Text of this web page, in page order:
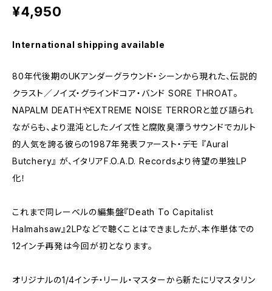
¥4,950
International shipping available
80年代後期のUKアンダーグラウンド・シーンから現れた、伝説的
クラスト／ノイズ・グラインドコア・バンド SORE THROAT。
NAPALM DEATHやEXTREME NOISE TERRORと並び語られ
ながらも、より混沌としたノイズ性と腐敗臭漂うサウンドでカルト
的人気を誇る彼らの1987年発表ファースト・デモ 『Aural
Butchery』 が、イタリアF.O.A.D. Recordsより待望の単独LP
化！
これまで同レーベルの編集盤『Death To Capitalist
Halmahsaw』2LPなどで聴くことはできましたが、本作単体での
12インチ再発は今回が初となります。
オリジナルの1/4インチ・リール・マスターから新たにリマスタリン